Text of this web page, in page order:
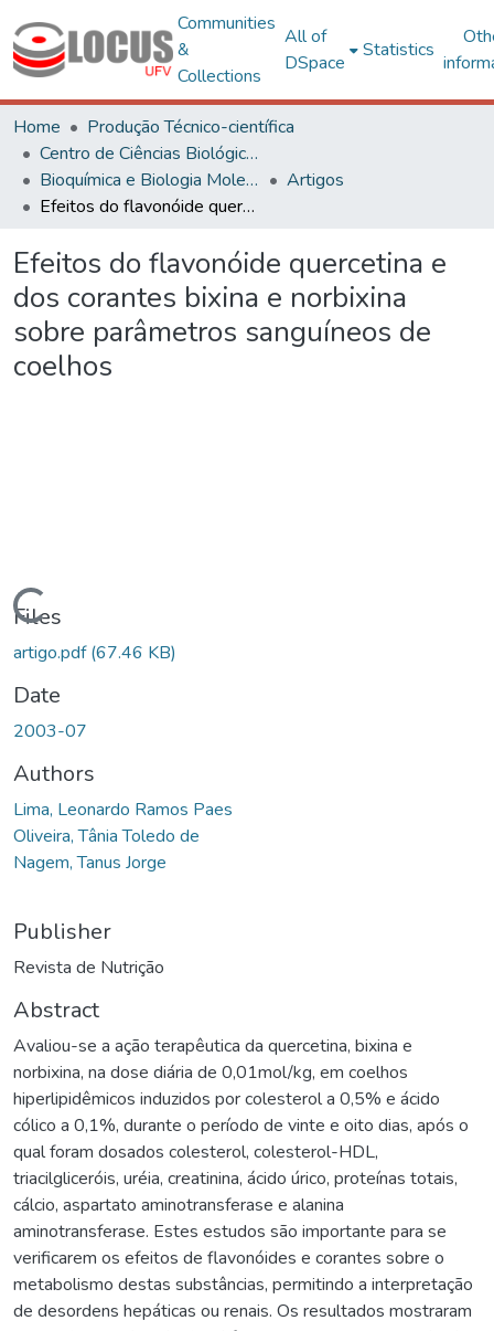
Communities
&
Collections
All of
DSpace
Statistics
Home
Produção Técnico-científica
Centro de Ciências Biológicas e da Saúde
Bioquímica e Biologia Molecular
Artigos
Efeitos do flavonóide quercetina e dos corantes bixina e norbixina sobre parâmetros sanguíneos de coelhos
Efeitos do flavonóide quercetina e
dos corantes bixina e norbixina
sobre parâmetros sanguíneos de
coelhos
Loading...
Files
artigo.pdf(67.46 KB)
Date
2003-07
Authors
Lima, Leonardo Ramos Paes
Oliveira, Tânia Toledo de
Nagem, Tanus Jorge
Publisher
Revista de Nutrição
Abstract
Avaliou-se a ação terapêutica da quercetina, bixina e
norbixina, na dose diária de 0,01mol/kg, em coelhos
hiperlipidêmicos induzidos por colesterol a 0,5% e ácido
cólico a 0,1%, durante o período de vinte e oito dias, após o
qual foram dosados colesterol, colesterol-HDL,
triacilgliceróis, uréia, creatinina, ácido úrico, proteínas totais,
cálcio, aspartato aminotransferase e alanina
aminotransferase. Estes estudos são importante para se
verificarem os efeitos de flavonóides e corantes sobre o
metabolismo destas substâncias, permitindo a interpretação
de desordens hepáticas ou renais. Os resultados mostraram